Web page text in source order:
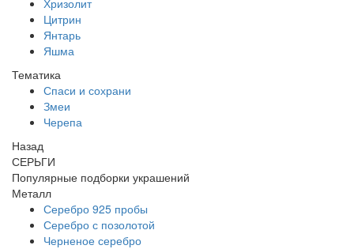
Цитрин
Янтарь
Яшма
Тематика
Спаси и сохрани
Змеи
Черепа
Назад
СЕРЬГИ
Популярные подборки украшений
Металл
Серебро 925 пробы
Серебро с позолотой
Черненое серебро